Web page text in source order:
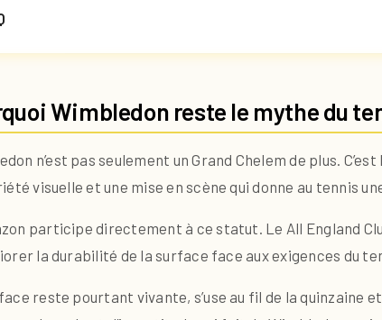
Wimbledon reste le mythe du
n’est pas seulement un Grand Chelem de plus.
visuelle et une mise en scène qui donne au tennis
participe directement à ce statut. Le All England
la durabilité de la surface face aux exigences du
reste pourtant vivante, s’use au fil de la quinzaine